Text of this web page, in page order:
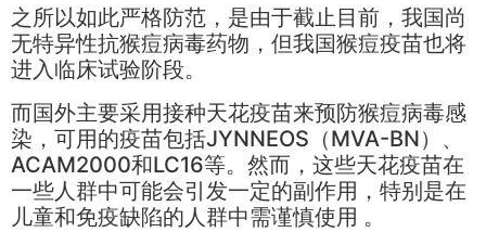
之所以如此严格防范，是由于截止目前，我国尚
无特异性抗猴痘病毒药物，但我国猴痘疫苗也将
进入临床试验阶段。
而国外主要采用接种天花疫苗来预防猴痘病毒感
染，可用的疫苗包括JYNNEOS（MVA-BN）、
ACAM2000和LC16等。然而，这些天花疫苗在
一些人群中可能会引发一定的副作用，特别是在
儿童和免疫缺陷的人群中需谨慎使用 。